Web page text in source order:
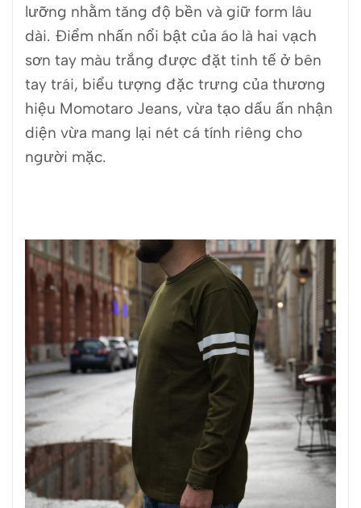
lưỡng nhằm tăng độ bền và giữ form lâu
dài. Điểm nhấn nổi bật của áo là hai vạch
sơn tay màu trắng được đặt tinh tế ở bên
tay trái, biểu tượng đặc trưng của thương
hiệu Momotaro Jeans, vừa tạo dấu ấn nhận
diện vừa mang lại nét cá tính riêng cho
người mặc.